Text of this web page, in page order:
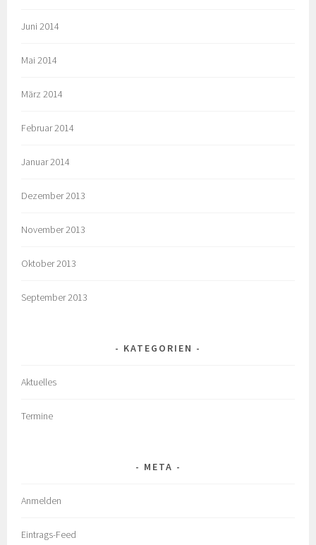
Juni 2014
Mai 2014
März 2014
Februar 2014
Januar 2014
Dezember 2013
November 2013
Oktober 2013
September 2013
KATEGORIEN
Aktuelles
Termine
META
Anmelden
Eintrags-Feed